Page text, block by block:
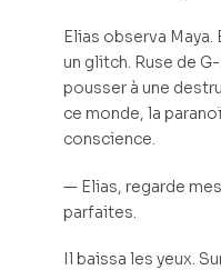
Elias observa
un glitch. Ruse de
pousser à une
ce monde, la
conscience.
— Elias, regarde
parfaites.
Il baissa les yeux.